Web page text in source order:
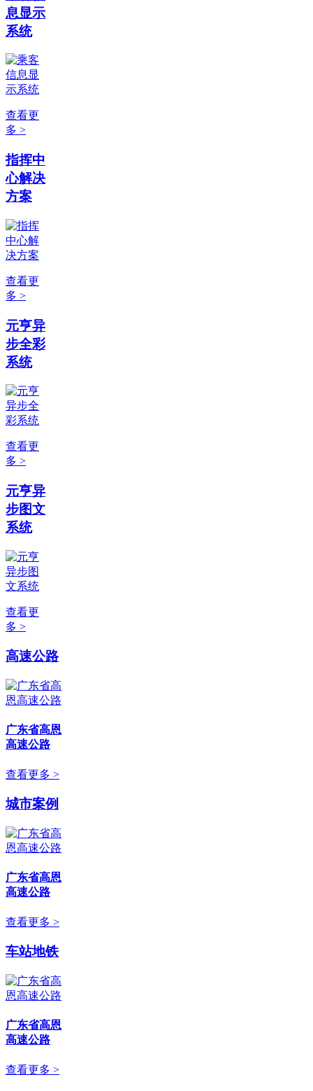
息显示
系统
查看更
多 >
指挥中
心解决
方案
查看更
多 >
元亨异
步全彩
系统
查看更
多 >
元亨异
步图文
系统
查看更
多 >
高速公路
广东省高恩
高速公路
查看更多 >
城市案例
广东省高恩
高速公路
查看更多 >
车站地铁
广东省高恩
高速公路
查看更多 >